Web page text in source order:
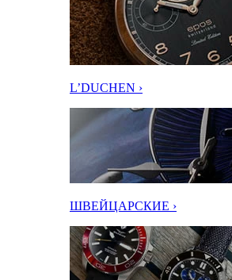
L’DUCHEN ›
ШВЕЙЦАРСКИЕ ›